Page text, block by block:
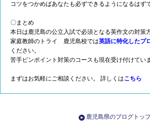
コツをつかめばあなたも必ずできるようになるはず
〇まとめ
本日は鹿児島の公立入試で必須となる英作文の対策
家庭教師のトライ 鹿児島校では英語に特化したプ
ください。
苦手ピンポイント対策のコースも現在受け付けてい
まずはお気軽にご相談ください。 詳しくはこちら
鹿児島県のブログトッ